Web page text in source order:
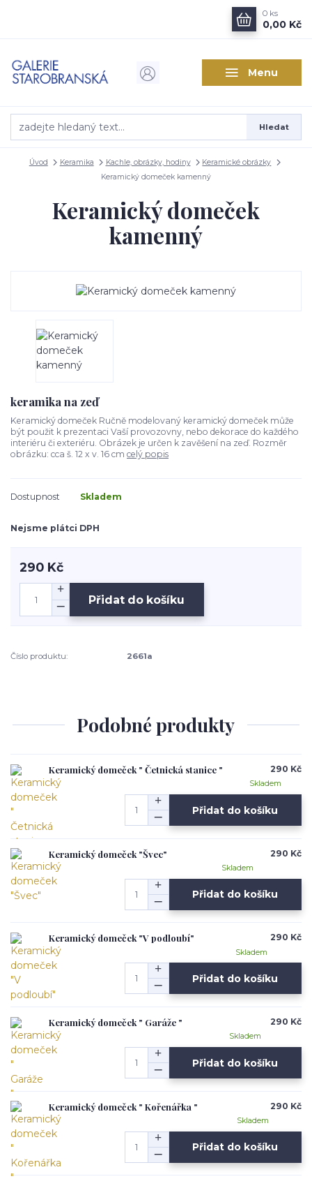
Menu
Hledat
0 ks
0,00 Kč
Úvod Keramika Kachle, obrázky, hodiny
Keramické obrázky
Keramický domeček kamenný
Keramický domeček
kamenný
keramika na zeď
Keramický domeček Ručně modelovaný keramický domeček může
být použit k prezentaci Vaší provozovny, nebo dekorace do každého
interiéru či exteriéru. Obrázek je určen k zavěšení na zeď. Rozměr
obrázku: cca š. 12 x v. 16 cm celý popis
Dostupnost Skladem
Nejsme plátci DPH
290 Kč
Přidat do košíku
Číslo produktu: 2661a
Podobné produkty
Keramický domeček " Četnická stanice " 290 Kč
Skladem
Přidat do košíku
Keramický domeček "Švec" 290 Kč
Skladem
Přidat do košíku
Keramický domeček "V podloubí" 290 Kč
Skladem
Přidat do košíku
Keramický domeček " Garáže " 290 Kč
Skladem
Přidat do košíku
Keramický domeček " Kořenářka " 290 Kč
Skladem
Přidat do košíku